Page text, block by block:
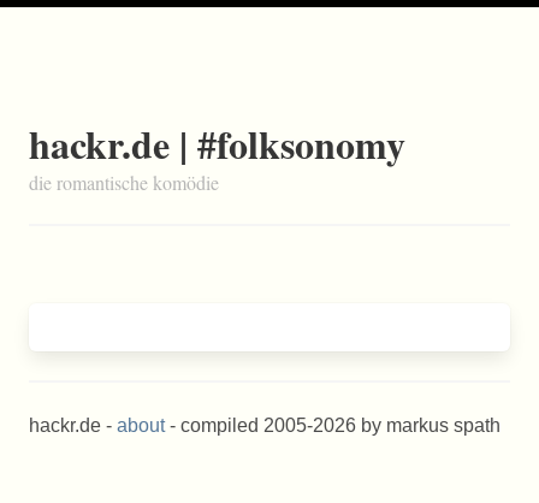
hackr.de | #folksonomy
die romantische komödie
hackr.de - about- compiled 2005-2026 by markus spath